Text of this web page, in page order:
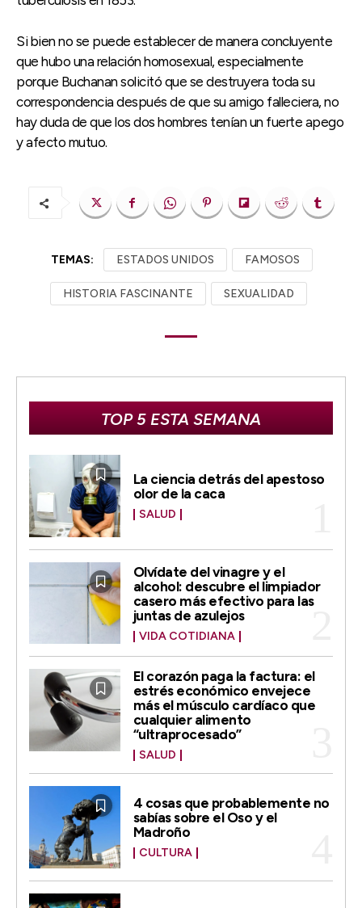
Si bien no se puede establecer de manera concluyente
que hubo una relación homosexual, especialmente
porque Buchanan solicitó que se destruyera toda su
correspondencia después de que su amigo falleciera, no
hay duda de que los dos hombres tenían un fuerte apego
y afecto mutuo.
TEMAS: ESTADOS UNIDOS FAMOSOS
HISTORIA FASCINANTE SEXUALIDAD
TOP 5 ESTA SEMANA
La ciencia detrás del apestoso
olor de la caca
SALUD
Olvídate del vinagre y el
alcohol: descubre el limpiador
casero más efectivo para las
juntas de azulejos
VIDA COTIDIANA
El corazón paga la factura: el
estrés económico envejece
más el músculo cardíaco que
cualquier alimento
“ultraprocesado”
SALUD
4 cosas que probablemente no
sabías sobre el Oso y el
Madroño
CULTURA